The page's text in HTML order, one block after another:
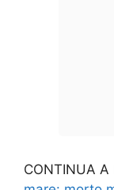
CONTINUA A